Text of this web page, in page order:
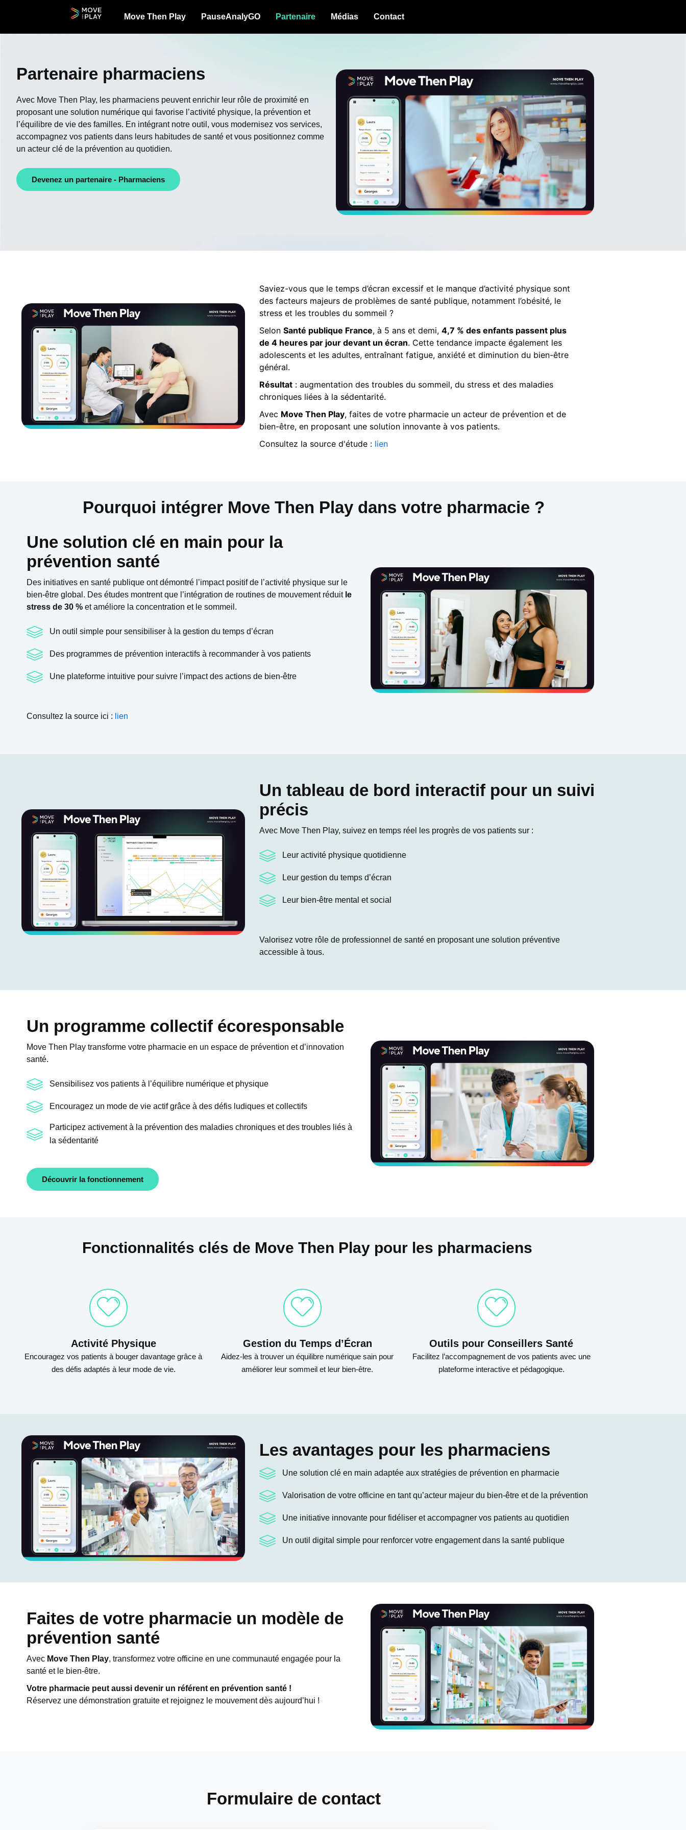
Move Then Play PauseAnalyGO Partenaire Médias Contact
Partenaire pharmaciens
Avec Move Then Play, les pharmaciens peuvent enrichir leur rôle de proximité en
proposant une solution numérique qui favorise l’activité physique, la prévention et
l’équilibre de vie des familles. En intégrant notre outil, vous modernisez vos services,
accompagnez vos patients dans leurs habitudes de santé et vous positionnez comme
un acteur clé de la prévention au quotidien.
Devenez un partenaire - Pharmaciens
Saviez-vous que le temps d’écran excessif et le manque d’activité physique sont
des facteurs majeurs de problèmes de santé publique, notamment l’obésité, le
stress et les troubles du sommeil ?
Selon Santé publique France, à 5 ans et demi, 4,7 % des enfants passent plus
de 4 heures par jour devant un écran. Cette tendance impacte également les
adolescents et les adultes, entraînant fatigue, anxiété et diminution du bien-être
général.
Résultat : augmentation des troubles du sommeil, du stress et des maladies
chroniques liées à la sédentarité.
Avec Move Then Play, faites de votre pharmacie un acteur de prévention et de
bien-être, en proposant une solution innovante à vos patients.
Consultez la source d'étude : lien
Pourquoi intégrer Move Then Play dans votre pharmacie ?
Une solution clé en main pour la
prévention santé
Des initiatives en santé publique ont démontré l’impact positif de l’activité physique sur le
bien-être global. Des études montrent que l’intégration de routines de mouvement réduit le
stress de 30 % et améliore la concentration et le sommeil.
Un outil simple pour sensibiliser à la gestion du temps d’écran
Des programmes de prévention interactifs à recommander à vos patients
Une plateforme intuitive pour suivre l’impact des actions de bien-être
Consultez la source ici : lien
Un tableau de bord interactif pour un suivi
précis
Avec Move Then Play, suivez en temps réel les progrès de vos patients sur :
Leur activité physique quotidienne
Leur gestion du temps d’écran
Leur bien-être mental et social
Valorisez votre rôle de professionnel de santé en proposant une solution préventive
accessible à tous.
Un programme collectif écoresponsable
Move Then Play transforme votre pharmacie en un espace de prévention et d’innovation
santé.
Sensibilisez vos patients à l’équilibre numérique et physique
Encouragez un mode de vie actif grâce à des défis ludiques et collectifs
Participez activement à la prévention des maladies chroniques et des troubles liés à
la sédentarité
Découvrir la fonctionnement
Fonctionnalités clés de Move Then Play pour les pharmaciens
Activité Physique
Encouragez vos patients à bouger davantage grâce à
des défis adaptés à leur mode de vie.
Gestion du Temps d’Écran
Aidez-les à trouver un équilibre numérique sain pour
améliorer leur sommeil et leur bien-être.
Outils pour Conseillers Santé
Facilitez l’accompagnement de vos patients avec une
plateforme interactive et pédagogique.
Les avantages pour les pharmaciens
Une solution clé en main adaptée aux stratégies de prévention en pharmacie
Valorisation de votre officine en tant qu’acteur majeur du bien-être et de la prévention
Une initiative innovante pour fidéliser et accompagner vos patients au quotidien
Un outil digital simple pour renforcer votre engagement dans la santé publique
Faites de votre pharmacie un modèle de
prévention santé
Avec Move Then Play, transformez votre officine en une communauté engagée pour la
santé et le bien-être.
Votre pharmacie peut aussi devenir un référent en prévention santé !
Réservez une démonstration gratuite et rejoignez le mouvement dès aujourd’hui !
Formulaire de contact